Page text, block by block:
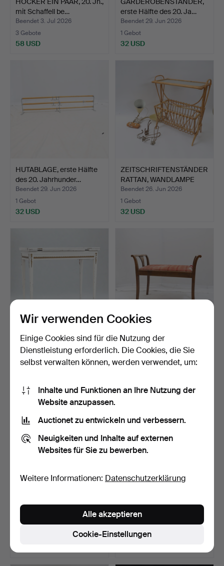
mit Schaffell be…
Beendet 3. Jul 2026
3 Gebote
58 USD
erste Hälfte des 20. Ja…
Beendet 29. Jun 2026
1 Gebot
32 USD
HUTABLAGE, erste Hälfte
des 20. Jahrhunder…
Beendet 29. Jun 2026
1 Gebot
32 USD
ZEITSCHRIFTENSTÄNDER
RATTAN, WANDLAMPE
SOW…
Beendet 26. Jun 2026
1 Gebot
32 USD
SPIELTISCH, gustavianisch,
Ende des 18. Ja…
Beendet 23. Jun 2026
TABURETT, erste Hälfte des
20. Jahrhundert…
Beendet 21. Jun 2026
SCHIRMSTÄNDER, Mitte
des 20. Jahrhunderts,…
Beendet 20. Jun 2026
BANK, um die Mitte des 20.
Jahrhunderts. K…
Beendet 20. Jun 2026
1 Gebot
Wir verwenden Cookies
Einige Cookies sind für die Nutzung der
Dienstleistung erforderlich. Die Cookies, die Sie
selbst verwalten können, werden verwendet, um:
Inhalte und Funktionen an Ihre Nutzung der
Website anzupassen.
Auctionet zu entwickeln und verbessern.
Neuigkeiten und Inhalte auf externen
Websites für Sie zu bewerben.
Weitere Informationen: Datenschutzerklärung
Cookie-Einstellungen
Alle akzeptieren